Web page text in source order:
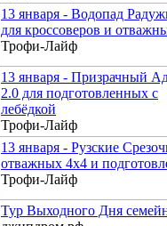
13 января - Водопад
для кроссоверов и
Трофи-Лайф
13 января - Призрачный
2.0 для подготовленных с
лебёдкой
Трофи-Лайф
13 января - Рузские
отважных 4х4 и
Трофи-Лайф
Тур Выходного Дня